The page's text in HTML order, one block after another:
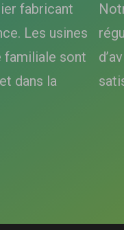
fabricant
Les usines
familiale sont
dans la